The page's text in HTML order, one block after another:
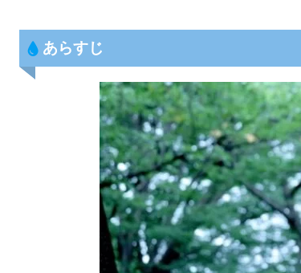
あらすじ